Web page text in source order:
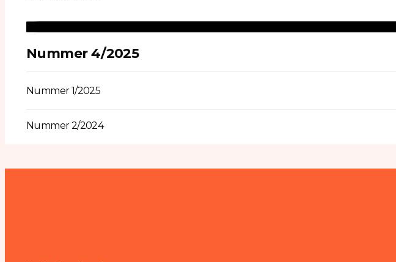
Nummer 4/2025
Nummer 1/2025
Nummer 2/2024